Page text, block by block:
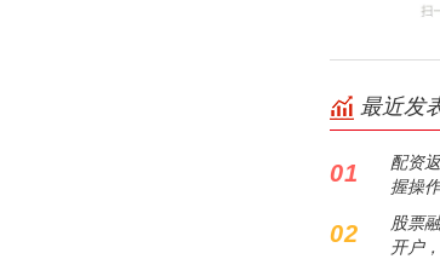
最近发
01
配资
握操
02
股票
开户